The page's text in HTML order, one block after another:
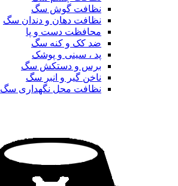
نظافت گوش سگ
نظافت دهان و دندان سگ
محافظت دست و پا
ضد کک و کنه سگ
پد ، سینی و پوشک
برس و دستکش سگ
ناخن گیر و انبر سگ
نظافت محل نگهداری سگ